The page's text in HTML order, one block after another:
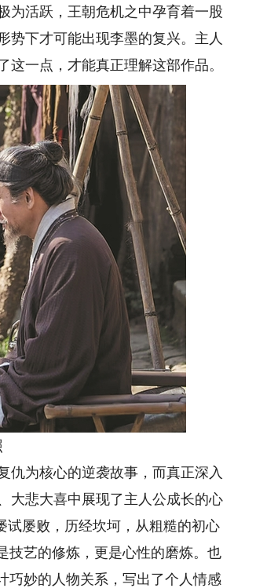
为活跃，王朝危机之中孕育着一股
势下才可能出现李墨的复兴。主人
一点，才能真正理解这部作品。
为核心的逆袭故事，而真正深入
大悲大喜中展现了主人公成长的心
试屡败，历经坎坷，从粗糙的初心
技艺的修炼，更是心性的磨炼。也
巧妙的人物关系，写出了个人情感